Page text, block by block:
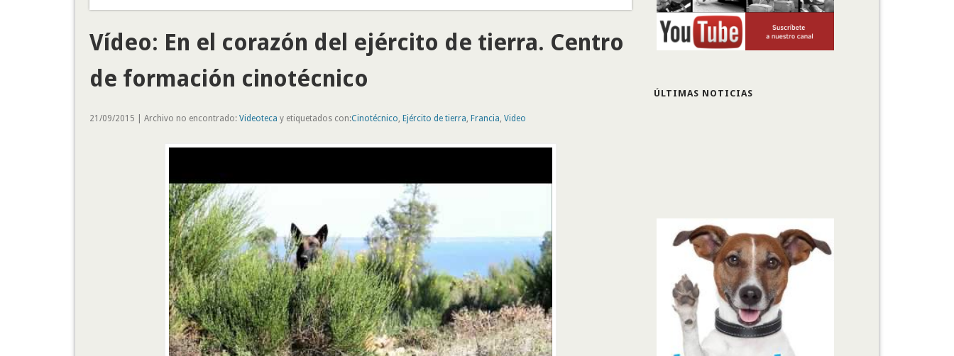
Vídeo: En el corazón del ejército de tierra. Centro
de formación cinotécnico
21/09/2015 | Archivo no encontrado: Videoteca y etiquetados con:Cinotécnico Ejército de tierra Francia Video
ÚLTIMAS NOTICIAS